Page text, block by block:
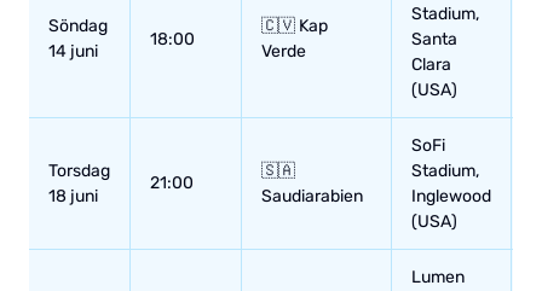
Söndag
14 juni
18:00
🇨🇻 Kap
Verde
Stadium,
Santa
Clara
(USA)
Torsdag
18 juni
21:00
🇸🇦
Saudiarabien
SoFi
Stadium,
Inglewood
(USA)
Lumen